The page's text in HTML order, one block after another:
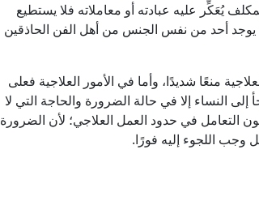
يُعَكِّر عليه عبادته أو معاملاته فلا يستطيع
يوجد أحد من نفس الجنس من أهل الفن الحاذقين
منعًا شديدًا، وأما في الأمور العلاجية فعلى
النساء إلا في حالة الضرورة والحاجة التي لا
التعامل في حدود العمل العلاجي؛ لأن الضرورة
وجب اللجوء إليه فورًا.